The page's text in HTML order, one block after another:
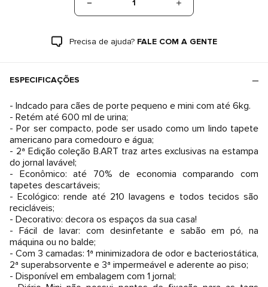
1
Precisa de ajuda? FALE COM A GENTE
ESPECIFICAÇÕES
- Indcado para cães de porte pequeno e mini com até 6kg.
- Retém até 600 ml de urina;
- Por ser compacto, pode ser usado como um lindo tapete
americano para comedouro e água;
- 2ª Edição coleção B.ART traz artes exclusivas na estampa
do jornal lavável;
- Econômico: até 70% de economia comparando com
tapetes descartáveis;
- Ecológico: rende até 210 lavagens e todos tecidos são
recicláveis;
- Decorativo: decora os espaços da sua casa!
- Fácil de lavar: com desinfetante e sabão em pó, na
máquina ou no balde;
- Com 3 camadas: 1ª minimizadora de odor e bacteriostática,
2ª superabsorvente e 3ª impermeável e aderente ao piso;
- Disponível em embalagem com 1 jornal;